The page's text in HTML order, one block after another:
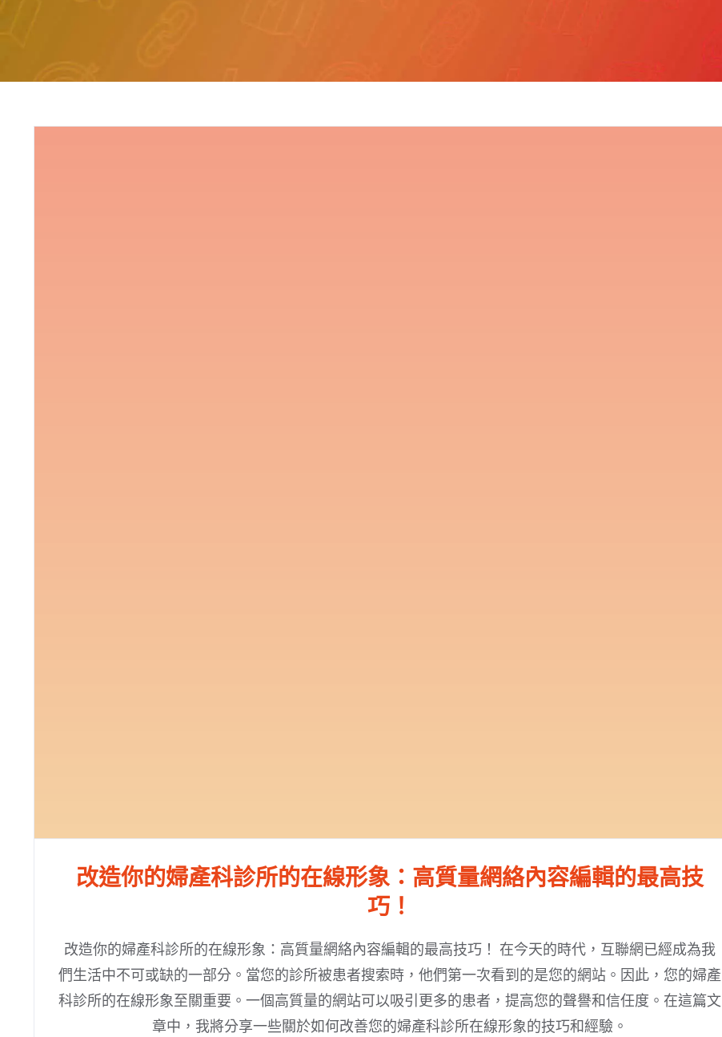
改造你的婦產科診所的在線形象：高質量網絡內容編輯的最高技
巧！
改造你的婦產科診所的在線形象：高質量網絡內容編輯的最高技巧！ 在今天的時代，互聯網已經成為我
們生活中不可或缺的一部分。當您的診所被患者搜索時，他們第一次看到的是您的網站。因此，您的婦產
科診所的在線形象至關重要。一個高質量的網站可以吸引更多的患者，提高您的聲譽和信任度。在這篇文
章中，我將分享一些關於如何改善您的婦產科診所在線形象的技巧和經驗。